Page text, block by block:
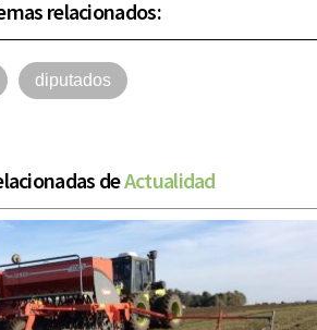
relacionados:
diputados
deActualidad